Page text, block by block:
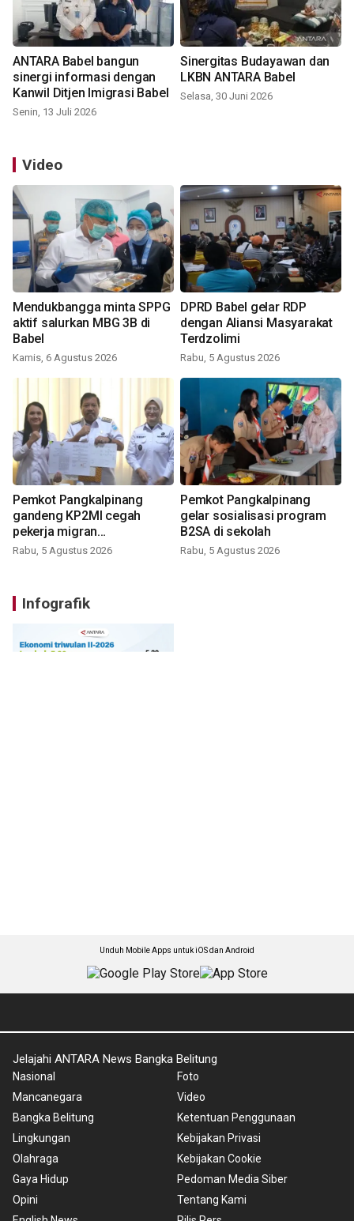
ANTARA Babel bangun
sinergi informasi dengan
Kanwil Ditjen Imigrasi Babel
Senin, 13 Juli 2026
Sinergitas Budayawan dan
LKBN ANTARA Babel
Selasa, 30 Juni 2026
Video
Mendukbangga minta SPPG
aktif salurkan MBG 3B di
Babel
Kamis, 6 Agustus 2026
DPRD Babel gelar RDP
dengan Aliansi Masyarakat
Terdzolimi
Rabu, 5 Agustus 2026
Pemkot Pangkalpinang
gandeng KP2MI cegah
pekerja migran
nonprosedural
Rabu, 5 Agustus 2026
Pemkot Pangkalpinang
gelar sosialisasi program
B2SA di sekolah
Rabu, 5 Agustus 2026
Infografik
Unduh Mobile Apps untuk iOS dan Android
Jelajahi ANTARA News Bangka Belitung
Nasional
Mancanegara
Bangka Belitung
Lingkungan
Olahraga
Gaya Hidup
Opini
Foto
Video
Ketentuan Penggunaan
Kebijakan Privasi
Kebijakan Cookie
Pedoman Media Siber
Tentang Kami